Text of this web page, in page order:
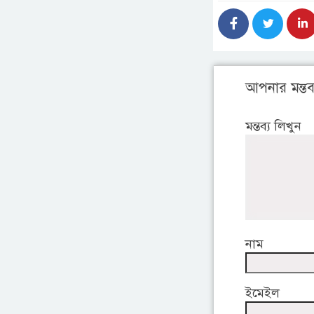
আপনার
মন্তব্য লিখুন
নাম
ইমেইল